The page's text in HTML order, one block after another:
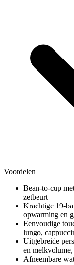
Voordelen
Bean-to-cup
zetbeurt
Krachtige 19-
opwarming en
Eenvoudige
lungo,
Uitgebreide
en
Afneembare